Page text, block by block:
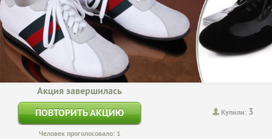
Купили: 3
Акция завершилась
ПОВТОРИТЬ АКЦИЮ
Человек проголосовало: 1